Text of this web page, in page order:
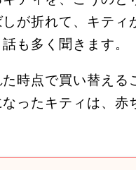
が折れて、キテ
も多く聞きます。
時点で買い替え
ったキティは、